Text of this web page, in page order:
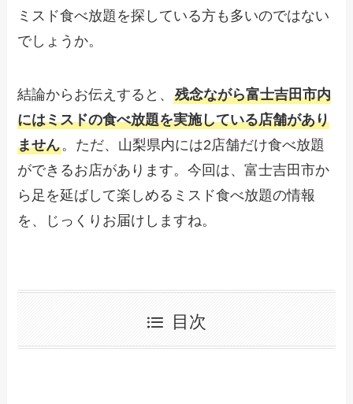
ミスド食べ放題を探している方も多いのではない
でしょうか。
結論からお伝えすると、残念ながら富士吉田市内
にはミスドの食べ放題を実施している店舗があり
ません。ただ、山梨県内には2店舗だけ食べ放題
ができるお店があります。今回は、富士吉田市か
ら足を延ばして楽しめるミスド食べ放題の情報
を、じっくりお届けしますね。
目次